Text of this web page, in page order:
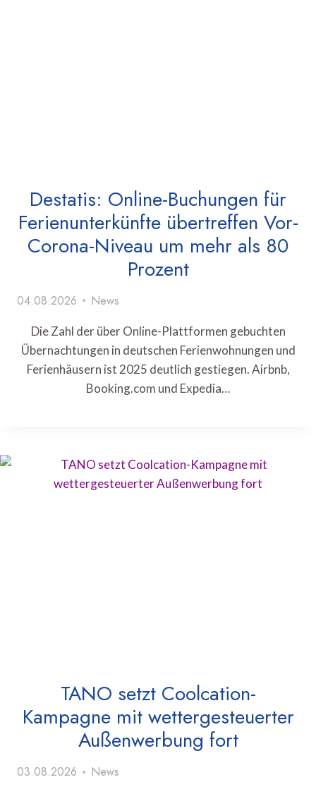
Destatis: Online-Buchungen für
Ferienunterkünfte übertreffen Vor-
Corona-Niveau um mehr als 80
Prozent
04.08.2026 News
Die Zahl der über Online-Plattformen gebuchten
Übernachtungen in deutschen Ferienwohnungen und
Ferienhäusern ist 2025 deutlich gestiegen. Airbnb,
Booking.com und Expedia…
TANO setzt Coolcation-
Kampagne mit wettergesteuerter
Außenwerbung fort
03.08.2026 News